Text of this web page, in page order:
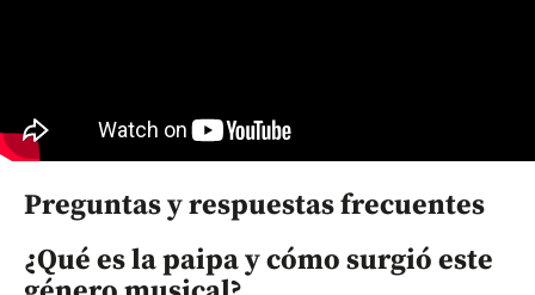
Preguntas y respuestas frecuentes
¿Qué es la paipa y cómo surgió este